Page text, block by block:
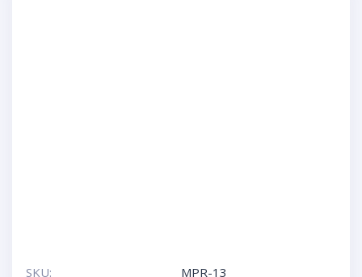
SKU:
MPR-13